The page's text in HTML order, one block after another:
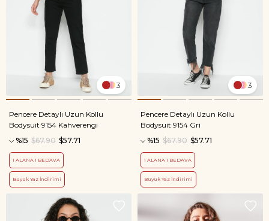
3
Pencere Detaylı Uzun Kollu
Bodysuit 9154 Kahverengi
%15
$57.71
$67.90
1 ALANA 1 BEDAVA
Büyük Yaz İndirimi
3
Pencere Detaylı Uzun Kollu
Bodysuit 9154 Gri
%15
$57.71
$67.90
1 ALANA 1 BEDAVA
Büyük Yaz İndirimi